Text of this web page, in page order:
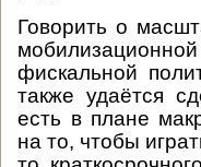
Говорить о
фискальной
также удаётся
есть в плане
на то, чтобы